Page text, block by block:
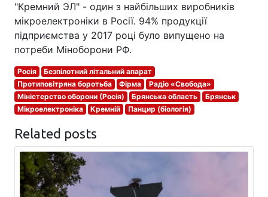
"Кремний ЭЛ" - один з найбільших виробників
мікроелектроніки в Росії. 94% продукції
підприємства у 2017 році було випущено на
потреби Міноборони РФ.
Росія
Безпілотний літальний апарат
Протиповітряна боротьба
Фірма
Радіо «Свобода»
Міністерство оборони (Росія)
Брянська область
Брянськ
Мікроелектроніка
Кремній Панцир (біологія)
Related posts